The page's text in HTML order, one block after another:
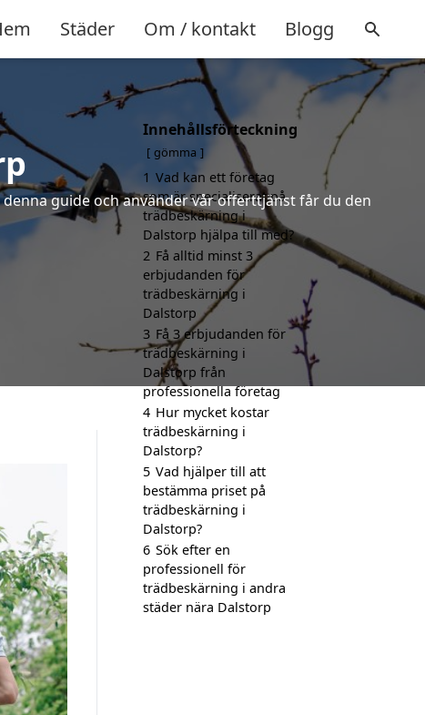
Städer Om / kontakt Blogg
guide och använder vår offerttjänst får du den
Innehållsförteckning
gömma
1 Vad kan ett företag
som är specialiserat på
trädbeskärning i
Dalstorp hjälpa till med?
2 Få alltid minst 3
erbjudanden för
trädbeskärning i
Dalstorp
3 Få 3 erbjudanden för
trädbeskärning i
Dalstorp från
professionella företag
4 Hur mycket kostar
trädbeskärning i
Dalstorp?
5 Vad hjälper till att
bestämma priset på
trädbeskärning i
Dalstorp?
6 Sök efter en
professionell för
trädbeskärning i andra
städer nära Dalstorp